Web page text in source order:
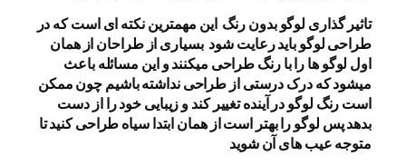
تاثیر گذاری لوگو بدون رنگ این مهمترین نکته ای است که در
طراحی لوگو باید رعایت شود بسیاری از طراحان از همان
اول لوگو ها را با رنگ طراحی میکنند و این مسائله باعث
میشود که درک درستی از طراحی نداشته باشیم چون ممکن
است رنگ لوگو در آینده تغییر کند و زیبایی خود را از دست
بدهد پس لوگو را بهتر است از همان ابتدا سیاه طراحی کنید تا
متوجه عیب های آن شوید